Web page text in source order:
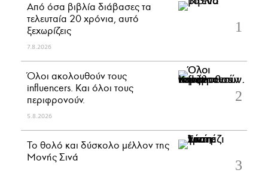
Από όσα βιβλία διάβασες τα
τελευταία 20 χρόνια, αυτό
ξεχωρίζεις
7.8.2026
Όλοι ακολουθούν τους
influencers. Και όλοι τους
περιφρονούν.
5.8.2026
Το θολό και δύσκολο μέλλον της
Μονής Σινά